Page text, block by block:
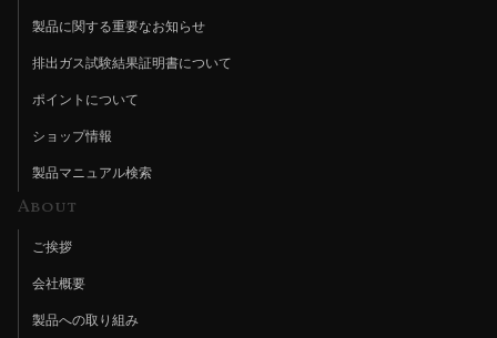
製品に関する重要なお知らせ
排出ガス試験結果証明書について
ポイントについて
ショップ情報
製品マニュアル検索
About
ご挨拶
会社概要
製品への取り組み